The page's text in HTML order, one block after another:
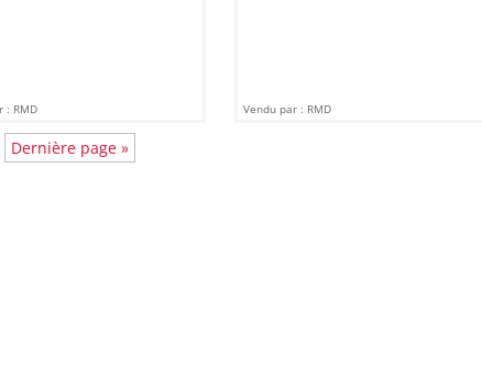
: RMD Vendu par : RMD
Dernière page »